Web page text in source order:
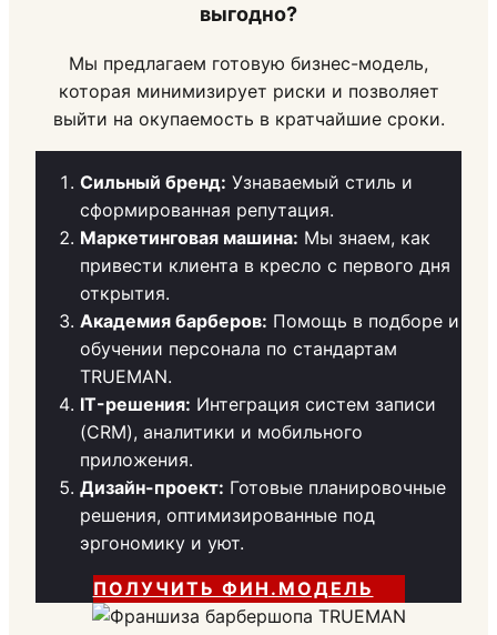
выгодно?
Мы предлагаем готовую бизнес-модель,
которая минимизирует риски и позволяет
выйти на окупаемость в кратчайшие сроки.
Сильный бренд: Узнаваемый стиль и
сформированная репутация.
Маркетинговая машина: Мы знаем, как
привести клиента в кресло с первого дня
открытия.
Академия барберов: Помощь в подборе и
обучении персонала по стандартам
TRUEMAN.
IT-решения: Интеграция систем записи
(CRM), аналитики и мобильного
приложения.
Дизайн-проект: Готовые планировочные
решения, оптимизированные под
эргономику и уют.
ПОЛУЧИТЬ ФИН.МОДЕЛЬ